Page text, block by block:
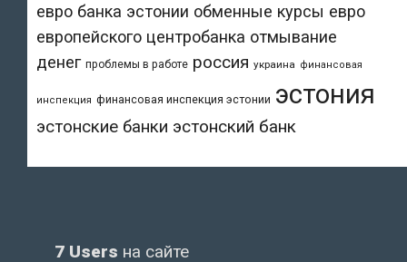
евро банка эстонии обменные курсы евро
европейского центробанка отмывание
денег проблемы в работе россия украина финансовая
инспекция финансовая инспекция эстонии эстония
эстонские банки эстонский банк
7 Users на сайте